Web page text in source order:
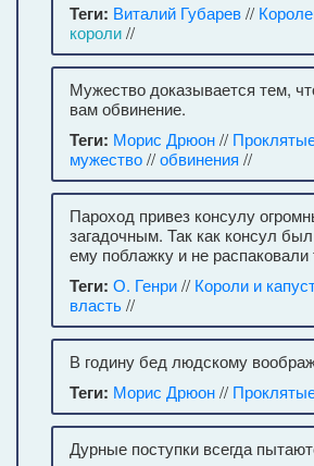
Теги: Виталий Губарев//
короли//
Мужество доказывается тем,
вам обвинение.
Теги: Морис Дрюон//
мужество//обвинения //
Пароход привез консулу
загадочным. Так как консул
ему поблажку и не распаковали
Теги: О. Генри// Короли и
власть//
В годину бед людскому
Теги: Морис Дрюон//
Дурные поступки всегда